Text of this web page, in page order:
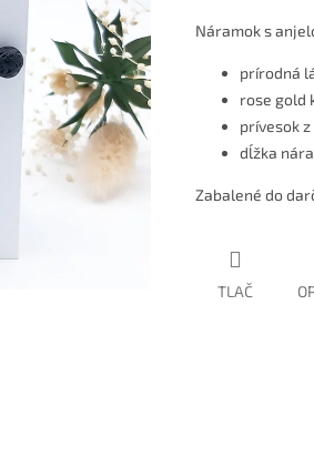
Náramok s
prírodná
rose gold
prívesok
dĺžka
Zabalené do
TLAČ